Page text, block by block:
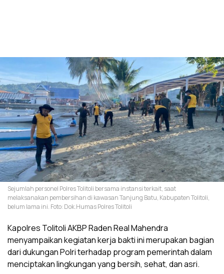
Sejumlah personel Polres Tolitoli bersama instansi terkait, saat
melaksanakan pembersihan di kawasan Tanjung Batu, Kabupaten Tolitoli,
belum lama ini. Foto: Dok.Humas Polres Tolitoli
Kapolres Tolitoli AKBP Raden Real Mahendra
menyampaikan kegiatan kerja bakti ini merupakan bagian
dari dukungan Polri terhadap program pemerintah dalam
menciptakan lingkungan yang bersih, sehat, dan asri.